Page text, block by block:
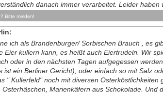
danach immer verarbeitet. Leider haben
Bitte melden!
ich als Brandenburger/ Sorbischen Brauch , es
Eier kullern kann, es heißt auch Eiertrudeln. Wir
oder in den nächsten Tagen aufgegessen
ist ein Berliner Gericht), oder einfach so mit Salz
" Kullerfeld" noch mit diversen Osterköstlichkeiten
Marienkäfern aus Schokolade. Und